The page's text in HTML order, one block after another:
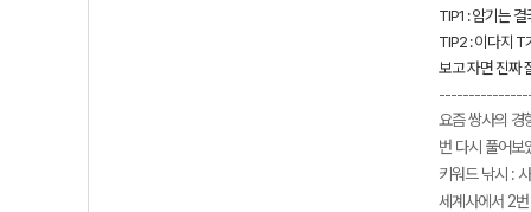
TIP1 : 암기는
TIP2 : 이다지 T
보고 자면 진짜
요즘 쌍사의 경
번 다시 풀어보
키워드 낚시 :
세계사에서 2